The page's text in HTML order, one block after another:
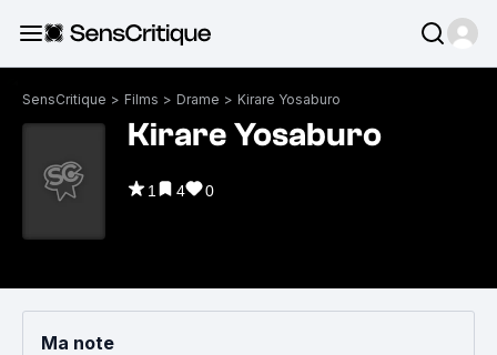
SensCritique > Films > Drame > Kirare Yosaburo
Kirare Yosaburo
1 4 0
Ma note